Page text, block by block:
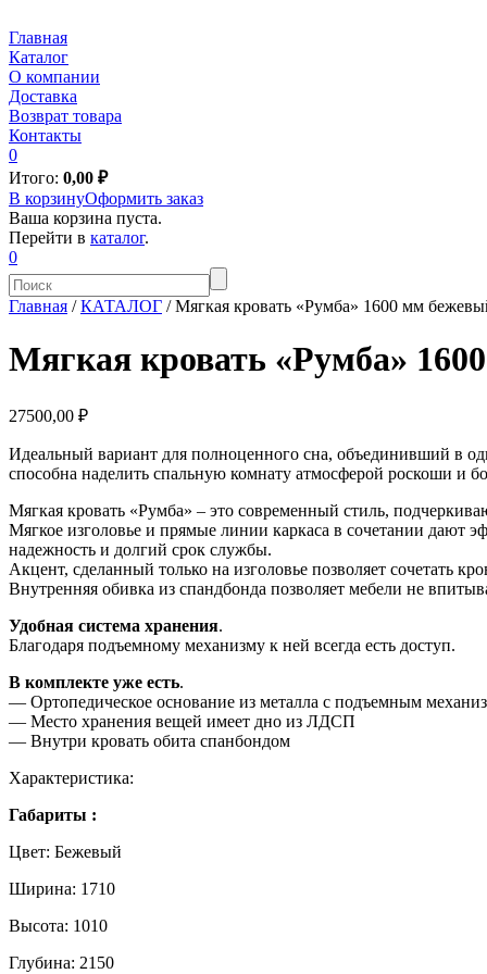
Главная
Каталог
О компании
Доставка
Возврат товара
Контакты
0
Итого: 0,00 ₽
В корзинуОформить заказ
Ваша корзина пуста.
Перейти в каталог.
0
Главная / КАТАЛОГ / Мягкая кровать «Румба» 1600 мм
Мягкая кровать «Румба»
27500,00 ₽
Идеальный вариант для полноценного сна, объединивший в
способна наделить спальную комнату атмосферой роскоши и
Мягкая кровать «Румба» – это современный стиль,
Мягкое изголовье и прямые линии каркаса в сочетании дают
надежность и долгий срок службы.
Акцент, сделанный только на изголовье позволяет сочетать
Внутренняя обивка из спандбонда позволяет мебели не
Удобная система хранения.
Благодаря подъемному механизму к ней всегда есть доступ.
В комплекте уже есть.
— Ортопедическое основание из металла с подъемным
— Место хранения вещей имеет дно из ЛДСП
— Внутри кровать обита спанбондом
Характеристика:
Габариты :
Цвет: Бежевый
Ширина: 1710
Высота: 1010
Глубина: 2150